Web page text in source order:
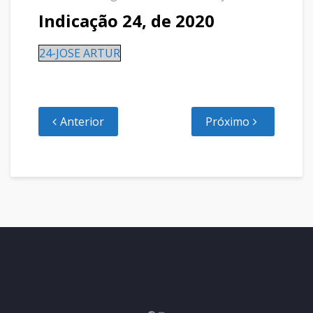
Indicação 24, de 2020
24-JOSE ARTUR
Anterior Próximo
Facebook